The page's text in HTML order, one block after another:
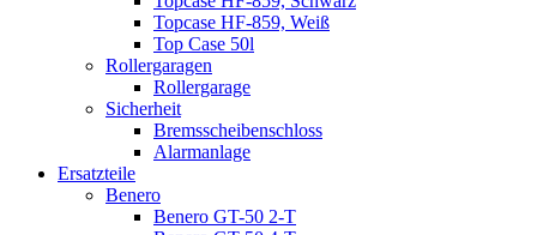
Topcase HF-859, Weiß
Top Case 50l
Rollergaragen
Rollergarage
Sicherheit
Bremsscheibenschloss
Alarmanlage
Ersatzteile
Benero
Benero GT-50 2-T